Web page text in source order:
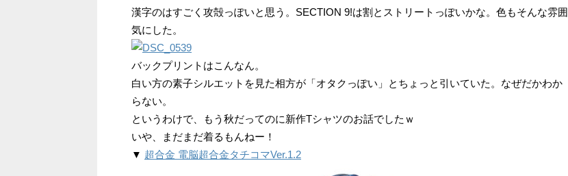
漢字のはすごく攻殻っぽいと思う。SECTION 9!は割とストリートっぽいかな。色もそんな雰囲
気にした。
バックプリントはこんなん。
白い方の素子シルエットを見た相方が「オタクっぽい」とちょっと引いていた。なぜだかわか
らない。
というわけで、もう秋だってのに新作Tシャツのお話でしたｗ
いや、まだまだ着るもんねー！
▼ 超合金 電脳超合金タチコマVer.1.2